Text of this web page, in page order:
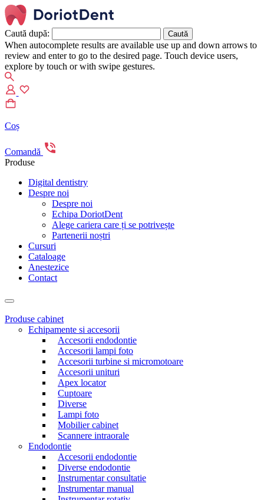
Caută după:
When autocomplete results are available use up and down arrows to
review and enter to go to the desired page. Touch device users,
explore by touch or with swipe gestures.
Coș
Comandă
Produse
Digital dentistry
Despre noi
Despre noi
Echipa DoriotDent
Alege cariera care ți se potrivește
Partenerii noștri
Cursuri
Cataloage
Anestezice
Contact
Produse cabinet
Echipamente si accesorii
Accesorii endodontie
Accesorii lampi foto
Accesorii turbine si micromotoare
Accesorii unituri
Apex locator
Cuptoare
Diverse
Lampi foto
Mobilier cabinet
Scannere intraorale
Endodontie
Accesorii endodontie
Diverse endodontie
Instrumentar consultatie
Instrumentar manual